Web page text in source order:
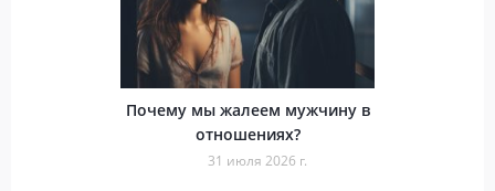
Почему мы жалеем мужчину в
отношениях?
31 июля 2026 г.